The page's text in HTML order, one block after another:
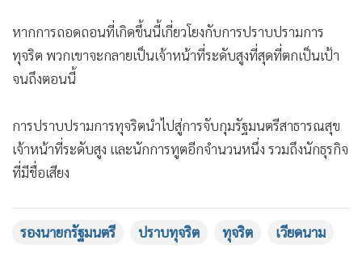
หากการถอดถอนที่เกิดขึ้นนี้เกี่ยวโยงกับการปราบปรามการ
ทุจริต พวกเขาจะกลายเป็นเจ้าหน้าที่ระดับสูงที่สุดที่ตกเป็นเป้า
จนถึงตอนนี้
การปราบปรามการทุจริตนำไปสู่การจับกุมรัฐมนตรีสาธารณสุข
เจ้าหน้าที่ระดับสูง และนักการทูตอีกจำนวนหนึ่ง รวมถึงนักธุรกิจ
ที่มีชื่อเสียง
ปี 2554-2564 และเป็นรองนายกรัฐมนตรีมาตั้งแต่ปี 2556
รองนายกรัฐมนตรี ปราบทุจริต ทุจริต เวียดนาม